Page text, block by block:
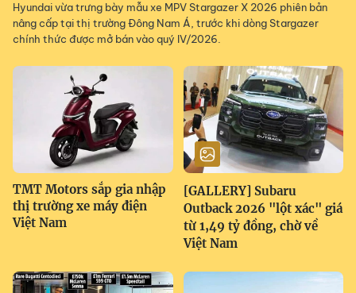
Hyundai vừa trưng bày mẫu xe MPV Stargazer X 2026 phiên bản
nâng cấp tại thị trường Đông Nam Á, trước khi dòng Stargazer
chính thức được mở bán vào quý IV/2026.
TMT Motors sắp gia nhập
thị trường xe máy điện
Việt Nam
[GALLERY] Subaru
Outback 2026 "lột xác" giá
từ 1,49 tỷ đồng, chờ về
Việt Nam